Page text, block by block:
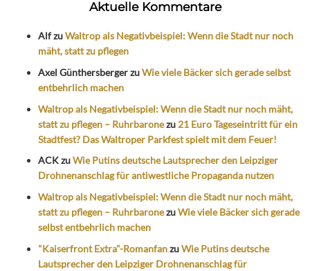
Aktuelle Kommentare
AlfzuWaltrop als Negativbeispiel: Wenn die Stadt nur noch
mäht, statt zu pflegen
Axel GünthersbergerzuWie viele Bäcker sich gerade selbst
entbehrlich machen
Waltrop als Negativbeispiel: Wenn die Stadt nur noch mäht,
statt zu pflegen – Ruhrbaronezu 21 Euro Tageseintritt für ein
Stadtfest? Das Waltroper Parkfest spielt mit dem Feuer!
ACKzuWie Putins deutsche Lautsprecher den Leipziger
Drohnenanschlag für antiwestliche Propaganda nutzen
Waltrop als Negativbeispiel: Wenn die Stadt nur noch mäht,
statt zu pflegen – RuhrbaronezuWie viele Bäcker sich gerade
selbst entbehrlich machen
"Kaiserfront Extra"-RomanfanzuWie Putins deutsche
Lautsprecher den Leipziger Drohnenanschlag für